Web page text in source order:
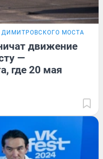
ДИМИТРОВСКОГО МОСТА
движение
—
где 20 мая